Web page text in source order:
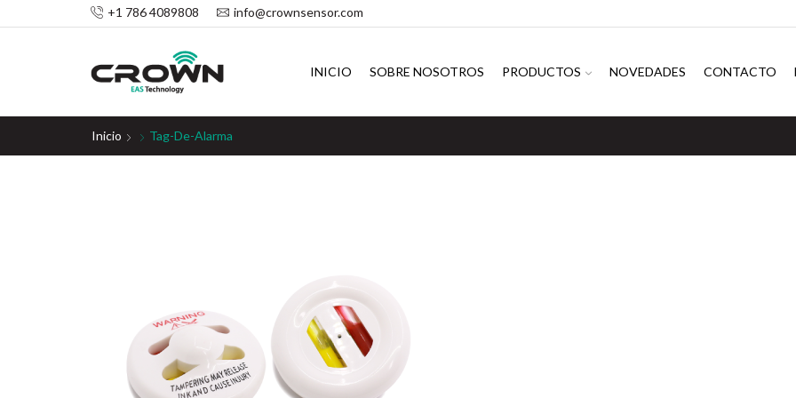
+1 786 4089808 info@crownsensor.com
INICIO SOBRE NOSOTROS PRODUCTOS NOVEDADES CONTACTO
Inicio Tag-De-Alarma